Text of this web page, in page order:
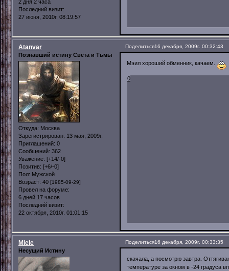
2 дня 2 часа
Последний визит:
27 июня, 2010г. 08:19:57
Поделиться16 декабря, 2009г. 00:32:43
Atanvar
Познавший истину Света и Тьмы
Откуда: Москва
Зарегистрирован: 13 мая, 2009г.
Приглашений: 0
Сообщений: 362
Уважение: [+14/-0]
Позитив: [+6/-0]
Пол: Мужской
Возраст: 40 [1985-09-29]
Провел на форуме:
6 дней 17 часов
Последний визит:
22 октября, 2010г. 01:01:15
Мэил хороший обменник, качаем.
0
Поделиться16 декабря, 2009г. 00:33:35
Miele
Несущий Истину
скачала, а посмотрю завтра.
температуре за окном в -24 градуса